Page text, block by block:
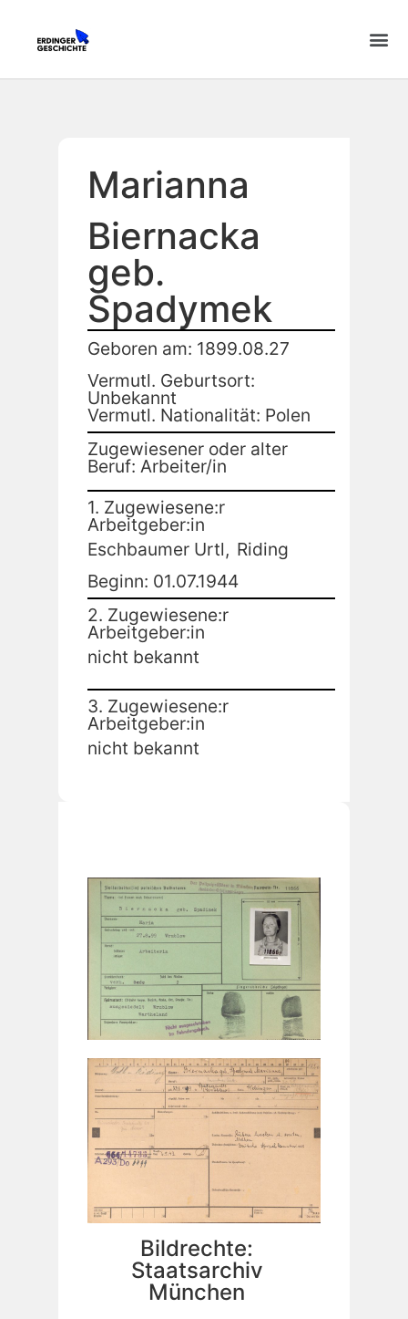
Marianna
Biernacka
geb.
Spadymek
Geboren am: 1899.08.27
Vermutl. Geburtsort:
Unbekannt
Vermutl. Nationalität: Polen
Zugewiesener oder alter
Beruf: Arbeiter/in
1. Zugewiesene:r
Arbeitgeber:in
Eschbaumer Urtl, Riding
Beginn: 01.07.1944
2. Zugewiesene:r
Arbeitgeber:in
nicht bekannt
3. Zugewiesene:r
Arbeitgeber:in
nicht bekannt
Bildrechte:
Staatsarchiv
München